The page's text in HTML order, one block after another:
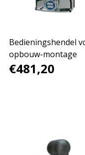
Bedieningshendel
opbouw-montage
€481,20